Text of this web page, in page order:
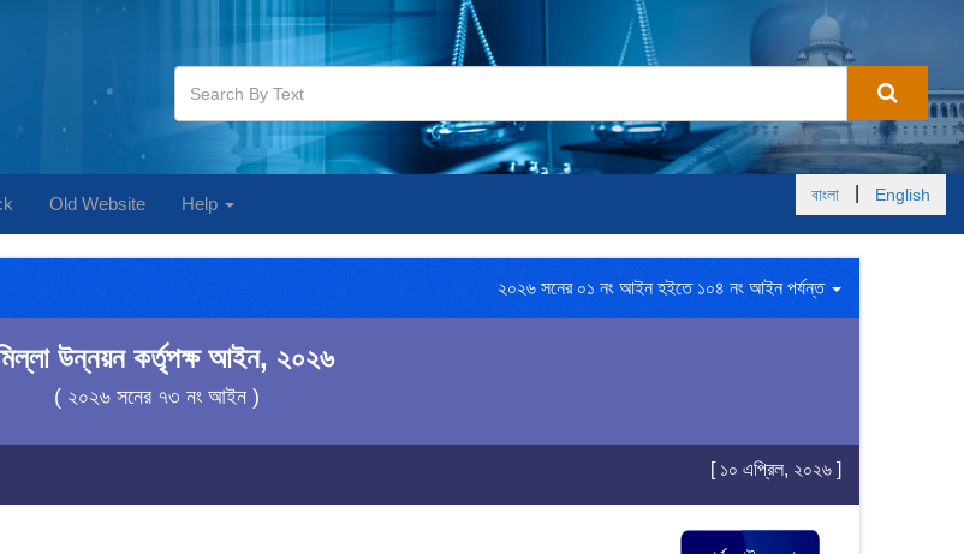
Old Website Help বাংলা English
২০২৬ সনের ০১ নং আইন হইতে ১০৪ নং আইন পর্যন্ত
উন্নয়ন কর্তৃপক্ষ আইন, ২০২৬
( ২০২৬ সনের ৭৩ নং আইন )
[ ১০ এপ্রিল, ২০২৬ ]